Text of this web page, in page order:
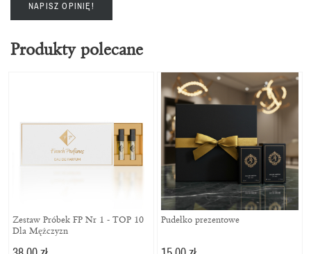
NAPISZ OPINIĘ!
Produkty polecane
Zestaw Próbek FP Nr 1 - TOP 10
Dla Mężczyzn
Pudełko prezentowe